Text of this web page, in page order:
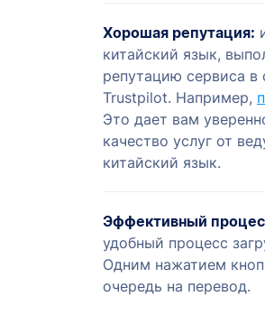
Хорошая репутация:
китайский язык,
репутацию сервиса в
Trustpilot. Например,
Это дает вам
качество услуг от
китайский язык.
Эффективный
удобный процесс
Одним нажатием
очередь на перевод.